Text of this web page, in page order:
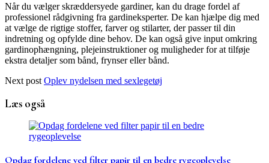
Når du vælger skræddersyede gardiner, kan du drage fordel af
professionel rådgivning fra gardineksperter. De kan hjælpe dig med
at vælge de rigtige stoffer, farver og stilarter, der passer til din
indretning og opfylde dine behov. De kan også give input omkring
gardinophængning, plejeinstruktioner og muligheder for at tilføje
ekstra detaljer som bånd, frynser eller bånd.
Next post Oplev nydelsen med sexlegetøj
Læs også
Opdag fordelene ved filter papir til en bedre rygeoplevelse